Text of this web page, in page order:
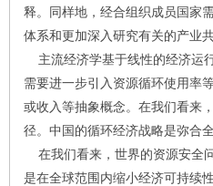
释。同样地，经合组织成员国家
体系和更加深入研究有关的产业共
主流经济学基于线性的经济运
需要进一步引入资源循环使用率
或收入等抽象概念。在我们看来
径。中国的循环经济战略是弥合
在我们看来，世界的资源安全
是在全球范围内缩小经济可持续